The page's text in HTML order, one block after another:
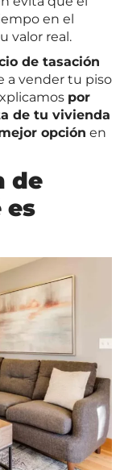
en el
valor real.
de tasación
a vender tu piso
por
de tu vivienda
opción en
de
es